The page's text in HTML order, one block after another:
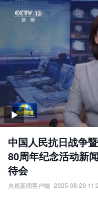
中国人民抗日战争
80周年纪念活动新
待会
央视新闻客户端 2025-08-29